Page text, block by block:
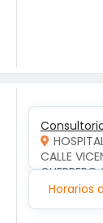
CALLE
Horarios